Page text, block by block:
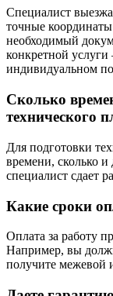
Специалист
точные
необходимый
конкретной услуги
индивидуальном
Сколько
технического
Для подготовки
времени, сколько
специалист сдает
Какие сроки
Оплата за работу
Например, вы
получите межевой